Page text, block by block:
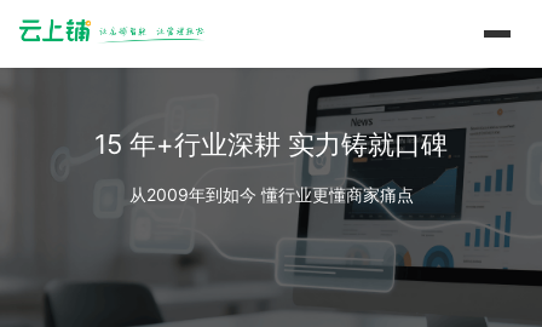
15 年+行业深耕 实力铸就口碑
从2009年到如今 懂行业更懂商家痛点